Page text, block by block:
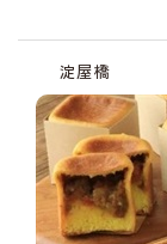
淀屋橋